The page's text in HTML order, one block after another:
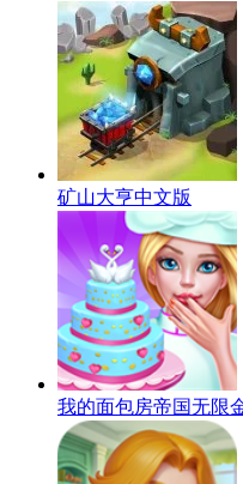
矿山大亨中文版
我的面包房帝国无限